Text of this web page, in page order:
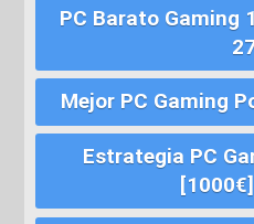
PC Barato Gaming
Mejor PC Gaming
Estrategia PC